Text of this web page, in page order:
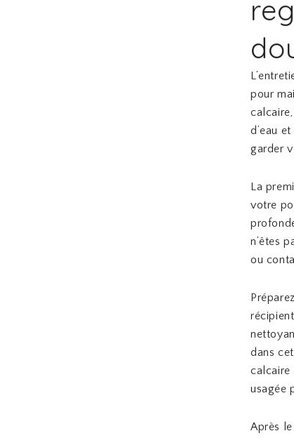
pour
d’eau
garder
La
votre
n’êtes
ou
dans
calcaire
usagée
Après